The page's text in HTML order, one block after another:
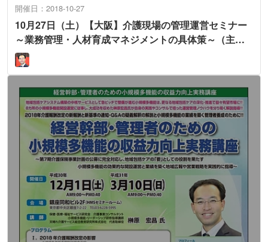
開催日：2018-10-27
10月27日（土）【大阪】介護現場の管理運営セミナー
～業務管理・人材育成マネジメントの具体策～（主
催：コ・メディカルアカデミー）